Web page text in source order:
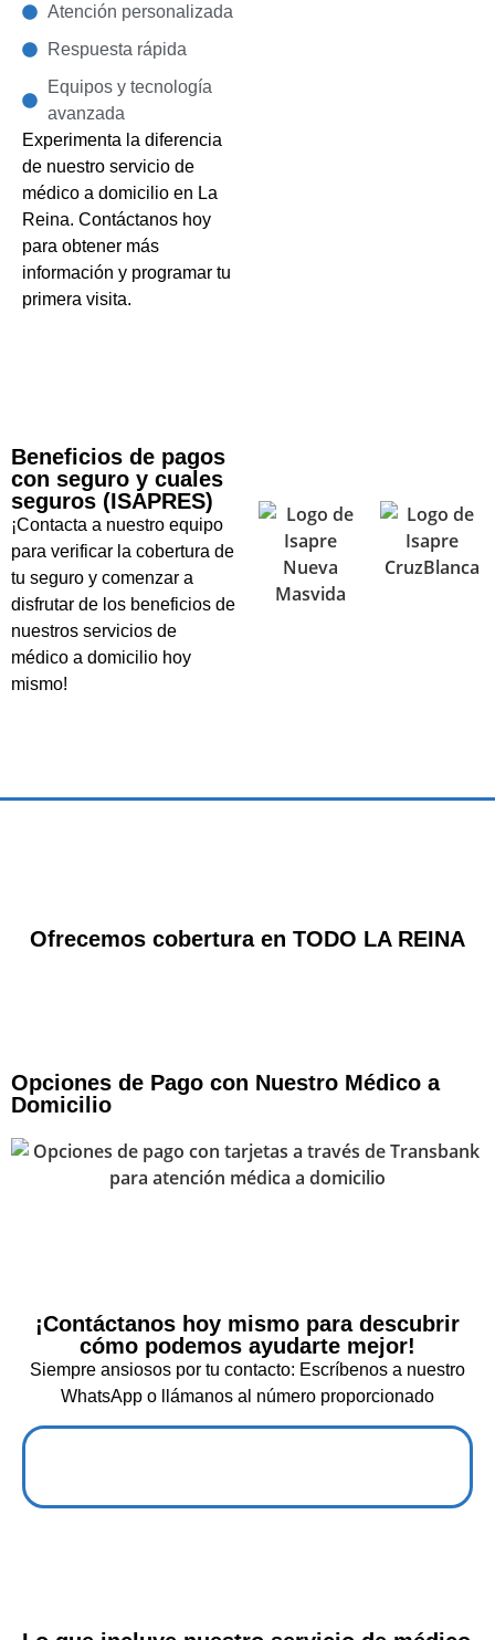
Atención personalizada
Respuesta rápida
Equipos y tecnología
avanzada
Experimenta la diferencia
de nuestro servicio de
médico a domicilio en La
Reina. Contáctanos hoy
para obtener más
información y programar tu
primera visita.
Beneficios de pagos
con seguro y cuales
seguros (ISAPRES)
¡Contacta a nuestro equipo
para verificar la cobertura de
tu seguro y comenzar a
disfrutar de los beneficios de
nuestros servicios de
médico a domicilio hoy
mismo!
Ofrecemos cobertura en TODO LA REINA
Opciones de Pago con Nuestro Médico a
Domicilio
¡Contáctanos hoy mismo para descubrir
cómo podemos ayudarte mejor!
Siempre ansiosos por tu contacto: Escríbenos a nuestro
WhatsApp o llámanos al número proporcionado